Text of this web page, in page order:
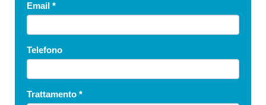
Email *
Telefono
Trattamento *